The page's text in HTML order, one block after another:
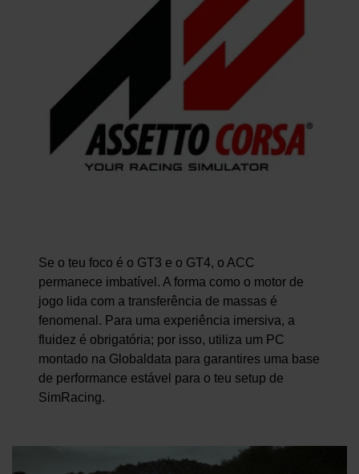
Se o teu foco é o GT3 e o GT4, o ACC
permanece imbatível. A forma como o motor de
jogo lida com a transferência de massas é
fenomenal. Para uma experiência imersiva, a
fluidez é obrigatória; por isso, utiliza um PC
montado na Globaldata para garantires uma base
de performance estável para o teu setup de
SimRacing.